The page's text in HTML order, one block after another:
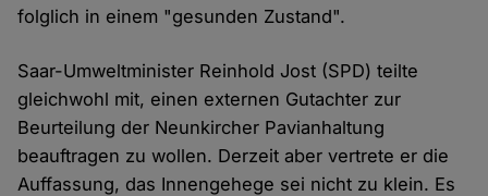
folglich in einem "gesunden Zustand".
Saar-Umweltminister Reinhold Jost (SPD) teilte
gleichwohl mit, einen externen Gutachter zur
Beurteilung der Neunkircher Pavianhaltung
beauftragen zu wollen. Derzeit aber vertrete er die
Auffassung, das Innengehege sei nicht zu klein. Es